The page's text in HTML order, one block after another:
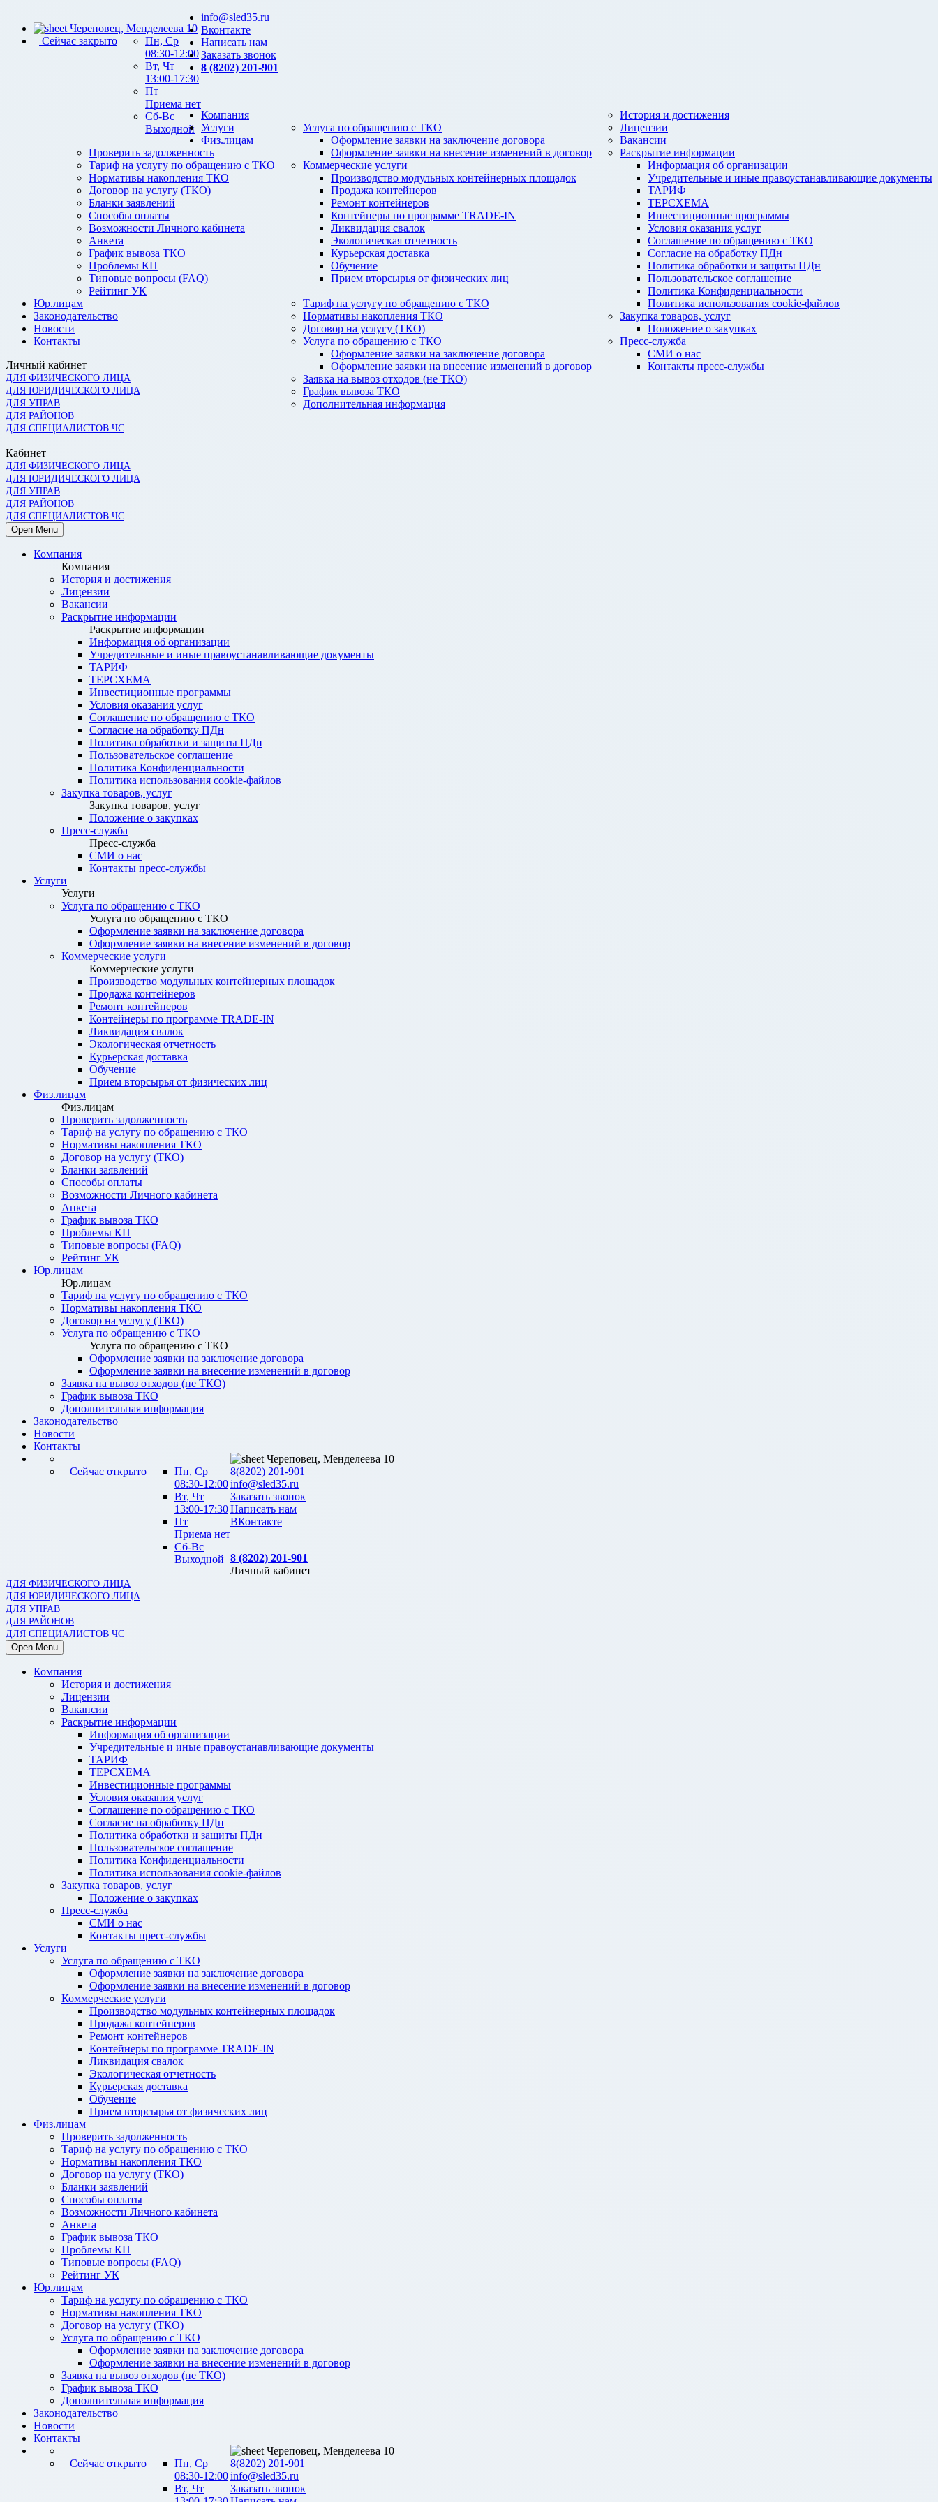
Череповец, Менделеева 10
Сейчас закрыто
Пн, Ср
08:30-12:00
Вт, Чт
13:00-17:30
Пт
Приема нет
Сб-Вс
Выходной
info@sled35.ru
Вконтакте
Написать нам
Заказать звонок
8 (8202) 201-901
Компания
История и достижения
Лицензии
Вакансии
Раскрытие информации
Информация об организации
Учредительные и иные правоустанавливающие документы
ТАРИФ
ТЕРСХЕМА
Инвестиционные программы
Условия оказания услуг
Соглашение по обращению с ТКО
Согласие на обработку ПДн
Политика обработки и защиты ПДн
Пользовательское соглашение
Политика Конфиденциальности
Политика использования cookie-файлов
Закупка товаров, услуг
Положение о закупках
Пресс-служба
СМИ о нас
Контакты пресс-службы
Услуги
Услуга по обращению с ТКО
Оформление заявки на заключение договора
Оформление заявки на внесение изменений в договор
Коммерческие услуги
Производство модульных контейнерных площадок
Продажа контейнеров
Ремонт контейнеров
Контейнеры по программе TRADE-IN
Ликвидация свалок
Экологическая отчетность
Курьерская доставка
Обучение
Прием вторсырья от физических лиц
Физ.лицам
Проверить задолженность
Тариф на услугу по обращению с ТКО
Нормативы накопления ТКО
Договор на услугу (ТКО)
Бланки заявлений
Способы оплаты
Возможности Личного кабинета
Анкета
График вывоза ТКО
Проблемы КП
Типовые вопросы (FAQ)
Рейтинг УК
Юр.лицам
Тариф на услугу по обращению с ТКО
Нормативы накопления ТКО
Договор на услугу (ТКО)
Услуга по обращению с ТКО
Оформление заявки на заключение договора
Оформление заявки на внесение изменений в договор
Заявка на вывоз отходов (не ТКО)
График вывоза ТКО
Дополнительная информация
Законодательство
Новости
Контакты
Личный кабинет
ДЛЯ ФИЗИЧЕСКОГО ЛИЦА
ДЛЯ ЮРИДИЧЕСКОГО ЛИЦА
ДЛЯ УПРАВ
ДЛЯ РАЙОНОВ
ДЛЯ СПЕЦИАЛИСТОВ ЧС
Кабинет
ДЛЯ ФИЗИЧЕСКОГО ЛИЦА
ДЛЯ ЮРИДИЧЕСКОГО ЛИЦА
ДЛЯ УПРАВ
ДЛЯ РАЙОНОВ
ДЛЯ СПЕЦИАЛИСТОВ ЧС
Open Menu
Компания
Компания
История и достижения
Лицензии
Вакансии
Раскрытие информации
Раскрытие информации
Информация об организации
Учредительные и иные правоустанавливающие документы
ТАРИФ
ТЕРСХЕМА
Инвестиционные программы
Условия оказания услуг
Соглашение по обращению с ТКО
Согласие на обработку ПДн
Политика обработки и защиты ПДн
Пользовательское соглашение
Политика Конфиденциальности
Политика использования cookie-файлов
Закупка товаров, услуг
Закупка товаров, услуг
Положение о закупках
Пресс-служба
Пресс-служба
СМИ о нас
Контакты пресс-службы
Услуги
Услуги
Услуга по обращению с ТКО
Услуга по обращению с ТКО
Оформление заявки на заключение договора
Оформление заявки на внесение изменений в договор
Коммерческие услуги
Коммерческие услуги
Производство модульных контейнерных площадок
Продажа контейнеров
Ремонт контейнеров
Контейнеры по программе TRADE-IN
Ликвидация свалок
Экологическая отчетность
Курьерская доставка
Обучение
Прием вторсырья от физических лиц
Физ.лицам
Физ.лицам
Проверить задолженность
Тариф на услугу по обращению с ТКО
Нормативы накопления ТКО
Договор на услугу (ТКО)
Бланки заявлений
Способы оплаты
Возможности Личного кабинета
Анкета
График вывоза ТКО
Проблемы КП
Типовые вопросы (FAQ)
Рейтинг УК
Юр.лицам
Юр.лицам
Тариф на услугу по обращению с ТКО
Нормативы накопления ТКО
Договор на услугу (ТКО)
Услуга по обращению с ТКО
Услуга по обращению с ТКО
Оформление заявки на заключение договора
Оформление заявки на внесение изменений в договор
Заявка на вывоз отходов (не ТКО)
График вывоза ТКО
Дополнительная информация
Законодательство
Новости
Контакты
Сейчас открыто
Пн, Ср
08:30-12:00
Вт, Чт
13:00-17:30
Пт
Приема нет
Сб-Вс
Выходной
Череповец, Менделеева 10
8(8202) 201-901
info@sled35.ru
Заказать звонок
Написать нам
ВКонтакте
8 (8202) 201-901
Личный кабинет
ДЛЯ ФИЗИЧЕСКОГО ЛИЦА
ДЛЯ ЮРИДИЧЕСКОГО ЛИЦА
ДЛЯ УПРАВ
ДЛЯ РАЙОНОВ
ДЛЯ СПЕЦИАЛИСТОВ ЧС
Open Menu
Компания
История и достижения
Лицензии
Вакансии
Раскрытие информации
Информация об организации
Учредительные и иные правоустанавливающие документы
ТАРИФ
ТЕРСХЕМА
Инвестиционные программы
Условия оказания услуг
Соглашение по обращению с ТКО
Согласие на обработку ПДн
Политика обработки и защиты ПДн
Пользовательское соглашение
Политика Конфиденциальности
Политика использования cookie-файлов
Закупка товаров, услуг
Положение о закупках
Пресс-служба
СМИ о нас
Контакты пресс-службы
Услуги
Услуга по обращению с ТКО
Оформление заявки на заключение договора
Оформление заявки на внесение изменений в договор
Коммерческие услуги
Производство модульных контейнерных площадок
Продажа контейнеров
Ремонт контейнеров
Контейнеры по программе TRADE-IN
Ликвидация свалок
Экологическая отчетность
Курьерская доставка
Обучение
Прием вторсырья от физических лиц
Физ.лицам
Проверить задолженность
Тариф на услугу по обращению с ТКО
Нормативы накопления ТКО
Договор на услугу (ТКО)
Бланки заявлений
Способы оплаты
Возможности Личного кабинета
Анкета
График вывоза ТКО
Проблемы КП
Типовые вопросы (FAQ)
Рейтинг УК
Юр.лицам
Тариф на услугу по обращению с ТКО
Нормативы накопления ТКО
Договор на услугу (ТКО)
Услуга по обращению с ТКО
Оформление заявки на заключение договора
Оформление заявки на внесение изменений в договор
Заявка на вывоз отходов (не ТКО)
График вывоза ТКО
Дополнительная информация
Законодательство
Новости
Контакты
Сейчас открыто
Пн, Ср
08:30-12:00
Вт, Чт
Череповец, Менделеева 10
8(8202) 201-901
info@sled35.ru
Заказать звонок